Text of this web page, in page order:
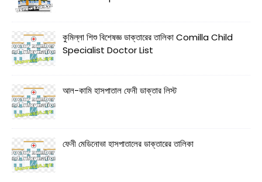
কুমিল্লা শিশু বিশেষজ্ঞ ডাক্তারের তালিকা Comilla Child
Specialist Doctor List
আল-কামি হাসপাতাল ফেনী ডাক্তার লিস্ট
ফেনী মেডিনোভা হাসপাতালের ডাক্তারের তালিকা